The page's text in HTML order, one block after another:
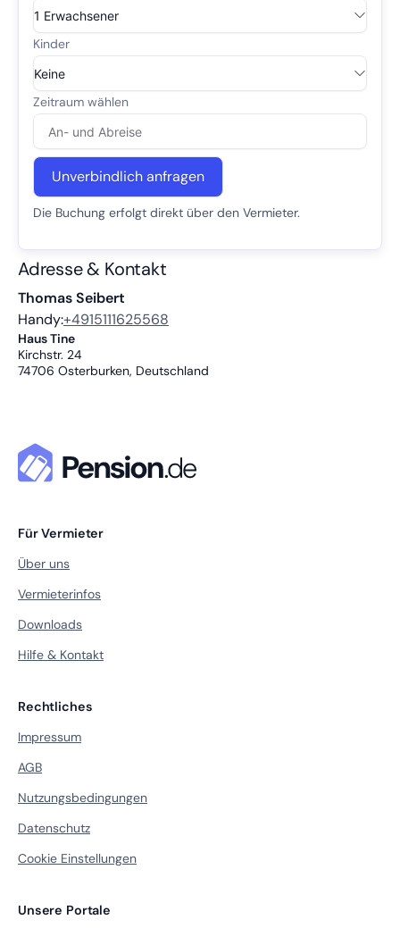
Unverbindlich anfragen
Die Buchung erfolgt direkt über den Vermieter.
Adresse & Kontakt
Thomas Seibert
Handy:+4915111625568
Haus Tine
Kirchstr. 24
74706 Osterburken, Deutschland
Für Vermieter
Über uns
Vermieterinfos
Downloads
Hilfe & Kontakt
Rechtliches
Impressum
AGB
Nutzungsbedingungen
Datenschutz
Cookie Einstellungen
Unsere Portale